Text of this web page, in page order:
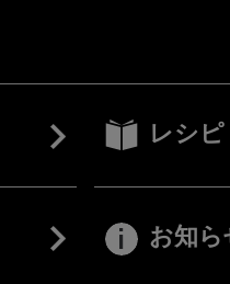
レシピ
お知ら